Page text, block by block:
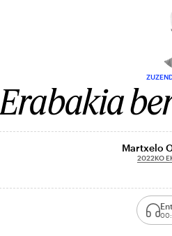
Erabakia
Martxelo
2022KO